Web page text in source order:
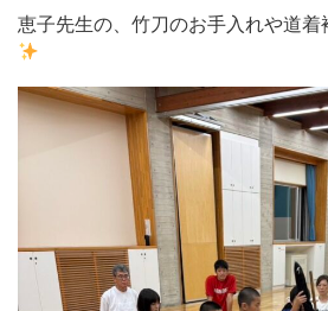
恵子先生の、竹刀のお手入れや道着